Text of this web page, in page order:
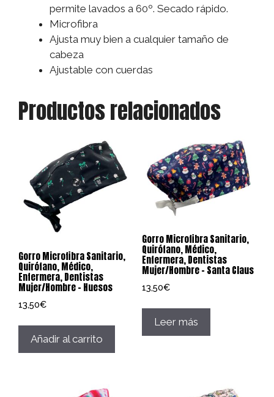
permite lavados a 60º. Secado rápido.
Microfibra
Ajusta muy bien a cualquier tamaño de
cabeza
Ajustable con cuerdas
Productos relacionados
Gorro Microfibra Sanitario,
Quirófano, Médico,
Enfermera, Dentistas
Mujer/Hombre – Huesos
13,50€
Añadir al carrito
Gorro Microfibra Sanitario,
Quirófano, Médico,
Enfermera, Dentistas
Mujer/Hombre – Santa Claus
13,50€
Leer más